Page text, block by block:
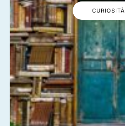
CURIOSITÀ